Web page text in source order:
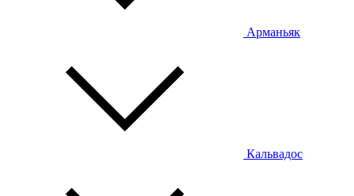
Арманьяк
Кальвадос